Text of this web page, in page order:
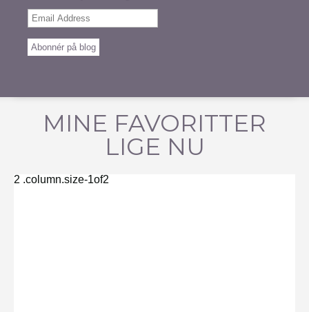
Email
Abonnér på blog
MINE FAVORITTER
LIGE NU